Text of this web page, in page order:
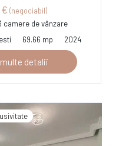
€ (negociabil)
camere de vânzare
69.66 mp 2024
detalii